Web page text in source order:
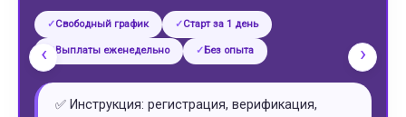
Свободный график Старт за 1 день
Выплаты еженедельно Без опыта
✅ Инструкция: регистрация, верификация,
‹ ›